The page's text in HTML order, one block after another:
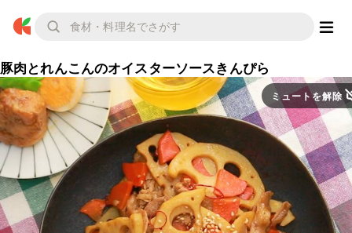
豚肉とれんこんのオイスターソースきんぴら
ミュートを解除